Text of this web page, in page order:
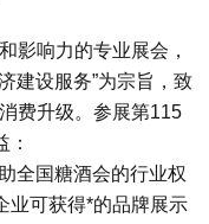
影响力的专业展会，
建设服务”为宗旨，致
费升级。参展第115
全国糖酒会的行业权
业可获得*的品牌展示